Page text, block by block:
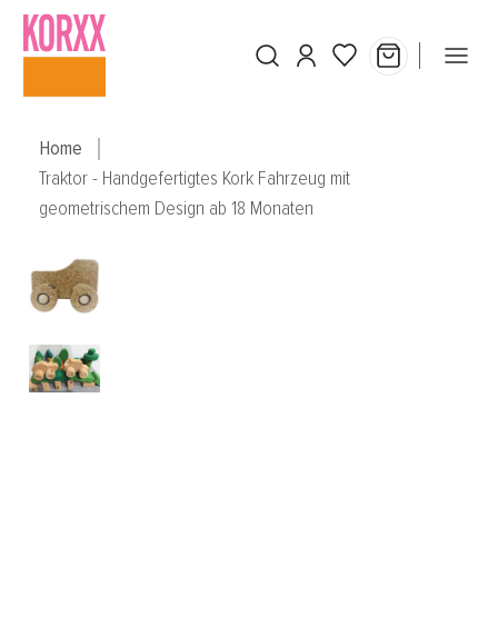
Skip to main content
Home
Traktor - Handgefertigtes Kork Fahrzeug mit
geometrischem Design ab 18 Monaten
Skip image gallery